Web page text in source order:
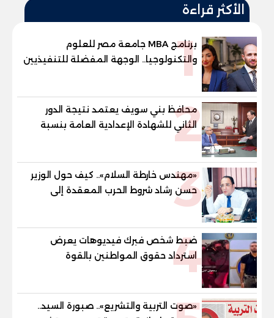
الأكثر قراءة
1
برنامج MBA جامعة مصر للعلوم
والتكنولوجيا.. الوجهة المفضلة للتنفيذيين
وقيادات المؤسسات لصناعة قادة
2
محافظ بني سويف يعتمد نتيجة الدور
الثاني للشهادة الإعدادية العامة بنسبة
والنور للمكفوفين
3
«مهندس خارطة السلام».. كيف حول الوزير
حسن رشاد شروط الحرب المعقدة إلى
"خارطة طريق" للانسحاب والإعمار؟
4
ضبط شخص فبرك فيديوهات يعرض
استرداد حقوق المواطنين بالقوة
«صوت التربية والتشريع».. صبورة السيد..